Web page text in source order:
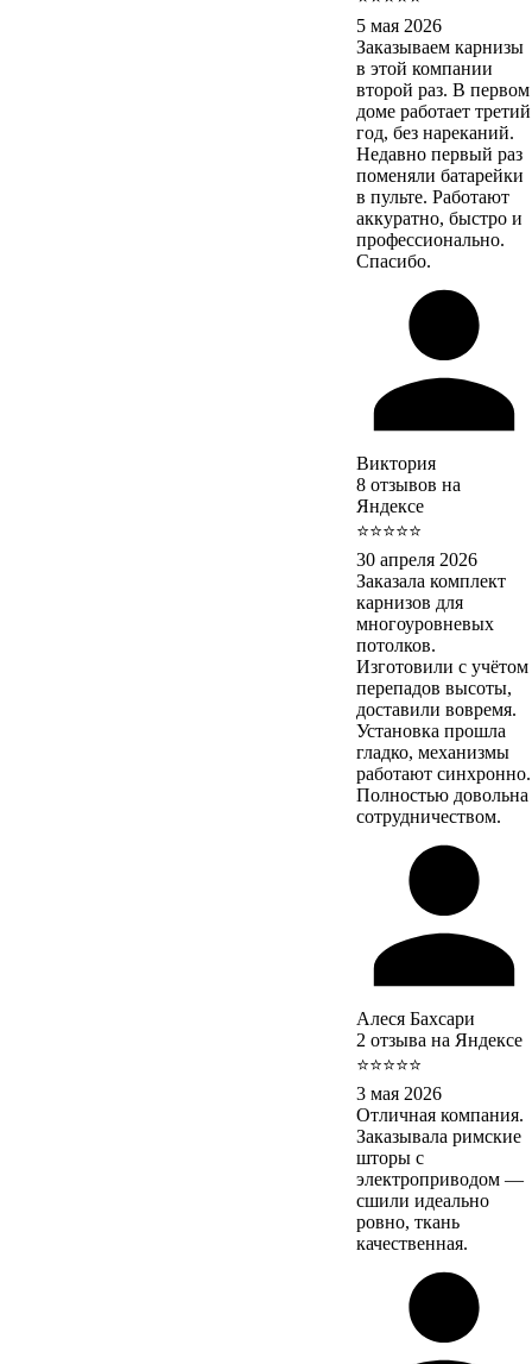
5 мая 2026
Заказываем карнизы
в этой компании
второй раз. В первом
доме работает третий
год, без нареканий.
Недавно первый раз
поменяли батарейки
в пульте. Работают
аккуратно, быстро и
профессионально.
Спасибо.
Виктория
8 отзывов на
Яндексе
⭐⭐⭐⭐⭐
30 апреля 2026
Заказала комплект
карнизов для
многоуровневых
потолков.
Изготовили с учётом
перепадов высоты,
доставили вовремя.
Установка прошла
гладко, механизмы
работают синхронно.
Полностью довольна
сотрудничеством.
Алеся Бахсари
2 отзыва на Яндексе
⭐⭐⭐⭐⭐
3 мая 2026
Отличная компания.
Заказывала римские
шторы с
электроприводом —
сшили идеально
ровно, ткань
качественная.